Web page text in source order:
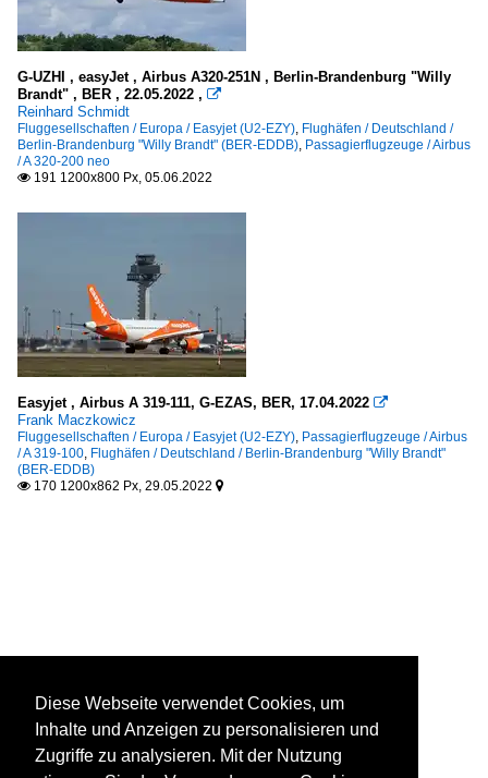
G-UZHI , easyJet , Airbus A320-251N , Berlin-Brandenburg "Willy
Brandt" , BER , 22.05.2022 , 
Reinhard Schmidt
Fluggesellschaften / Europa / Easyjet (U2-EZY), Flughäfen / Deutschland /
Berlin-Brandenburg "Willy Brandt" (BER-EDDB), Passagierflugzeuge / Airbus
/ A 320-200 neo
 191 1200x800 Px, 05.06.2022
Easyjet , Airbus A 319-111, G-EZAS, BER, 17.04.2022 
Frank Maczkowicz
Fluggesellschaften / Europa / Easyjet (U2-EZY), Passagierflugzeuge / Airbus
/ A 319-100, Flughäfen / Deutschland / Berlin-Brandenburg "Willy Brandt"
(BER-EDDB)
 170 1200x862 Px, 29.05.2022 
Diese Webseite verwendet Cookies, um
Inhalte und Anzeigen zu personalisieren und
Zugriffe zu analysieren. Mit der Nutzung